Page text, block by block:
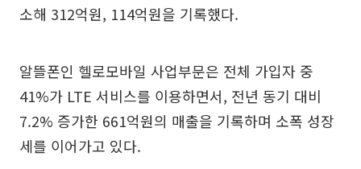
소해 312억원, 114억원을 기록했다.
알뜰폰인 헬로모바일 사업부문은 전체 가입자 중
41%가 LTE 서비스를 이용하면서, 전년 동기 대비
7.2% 증가한 661억원의 매출을 기록하며 소폭 성장
세를 이어가고 있다.